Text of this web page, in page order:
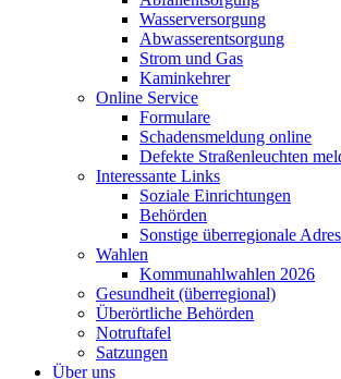
Wasserversorgung
Abwasserentsorgung
Strom und Gas
Kaminkehrer
Online Service
Formulare
Schadensmeldung online
Defekte Straßenleuchten
Interessante Links
Soziale Einrichtungen
Behörden
Sonstige überregionale
Wahlen
Kommunahlwahlen 2026
Gesundheit (überregional)
Überörtliche Behörden
Notruftafel
Satzungen
Über uns